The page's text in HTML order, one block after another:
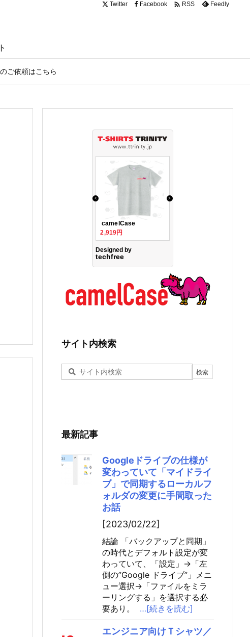
ご依頼はこちら
Twitter Facebook  RSS Feedly
サイト内検索
最新記事
Googleドライブの仕様が
変わっていて「マイドライ
ブ」で同期するローカルフ
ォルダの変更に手間取った
お話
[2023/02/22]
結論 「バックアップと同期」
の時代とデフォルト設定が変
わっていて、「設定」→「左
側の”Google ドライブ”」メニ
ュー選択→「ファイルをミラ
ーリングする」を選択する必
要あり。
…[続きを読む]
エンジニア向けＴシャツ／